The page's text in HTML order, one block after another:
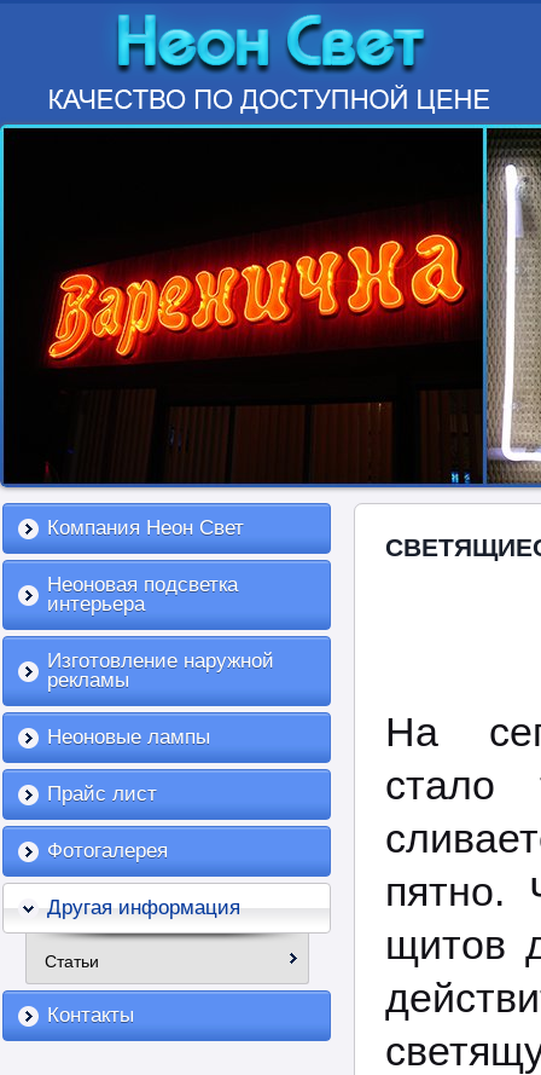
Компания Неон Свет
Неоновая подсветка
интерьера
Изготовление наружной
рекламы
Неоновые лампы
Прайс лист
Фотогалерея
Другая информация
Статьи
Контакты
На
стало
пятно.
щитов